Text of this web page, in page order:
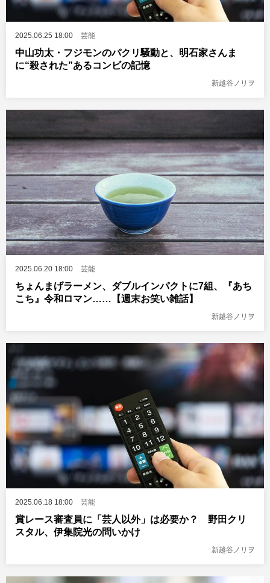
2025.06.25 18:00 芸能
中山功太・フジモンのパクリ騒動と、明石家さんま
に“殺された”あるコンビの記憶
新越谷ノリヲ
2025.06.20 18:00 芸能
ちょんまげラーメン、ダブルインパクトに7組、『あち
こち』令和ロマン……【週末お笑い雑話】
新越谷ノリヲ
2025.06.18 18:00 芸能
賞レース審査員に「芸人以外」は必要か？ 野田クリ
スタル、伊集院光の問いかけ
新越谷ノリヲ